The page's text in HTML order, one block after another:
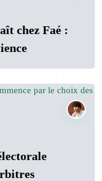
chez Faé :